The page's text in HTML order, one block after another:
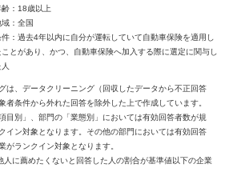
齢：18歳以上
域：全国
件：過去4年以内に自分が運転していて自動車保険を適用し
ことがあり、かつ、自動車保険へ加入する際に選定に関与し
は、データクリーニング（回収したデータから不正回答
者条件から外れた回答を除外した上で作成しています。
目別」、部門の「業態別」においては有効回答者数が規
イン対象となります。その他の部門においては有効回答
がランクイン対象となります。
に薦めたくないと回答した人の割合が基準値以下の企業